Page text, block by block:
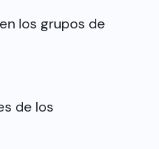
los grupos de
de los